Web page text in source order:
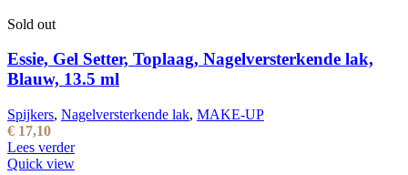
Sold out
Essie, Gel Setter, Toplaag, Nagelversterkende lak,
Blauw, 13.5 ml
Spijkers, Nagelversterkende lak, MAKE-UP
€ 17,10
Lees verder
Quick view